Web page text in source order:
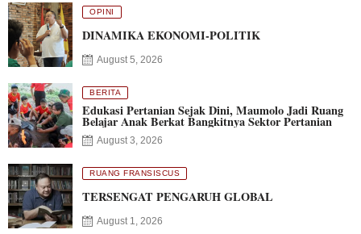
OPINI
DINAMIKA EKONOMI-POLITIK
August 5, 2026
BERITA
Edukasi Pertanian Sejak Dini, Maumolo Jadi Ruang
Belajar Anak Berkat Bangkitnya Sektor Pertanian
August 3, 2026
RUANG FRANSISCUS
TERSENGAT PENGARUH GLOBAL
August 1, 2026